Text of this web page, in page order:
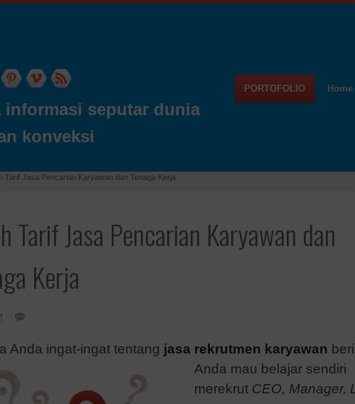
informasi seputar dunia
konveksi
PORTOFOLIO Home
Tarif Jasa Pencarian Karyawan dan Tenaga Kerja
Tarif Jasa Pencarian Karyawan dan
Kerja
Anda ingat-ingat tentang jasa rekrutmen karyawan
Anda mau belajar sendiri
merekrut CEO, Manager,